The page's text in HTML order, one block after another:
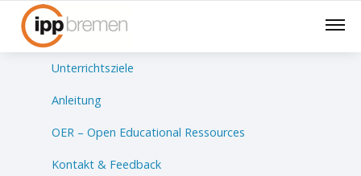
Lernsituationen
Unterrichtsziele
Anleitung
OER – Open Educational Ressources
Kontakt & Feedback